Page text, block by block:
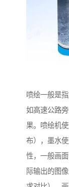
喷绘一般是
如高速公路
果。喷绘机
布），墨水
性，一般画
际输出的图